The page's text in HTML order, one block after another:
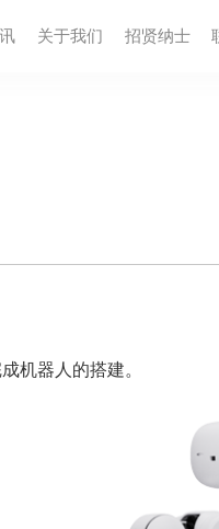
关于我们 招贤纳⼠
机器人的搭建。